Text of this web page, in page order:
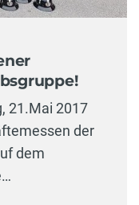
21.Mai 2017
der
dem